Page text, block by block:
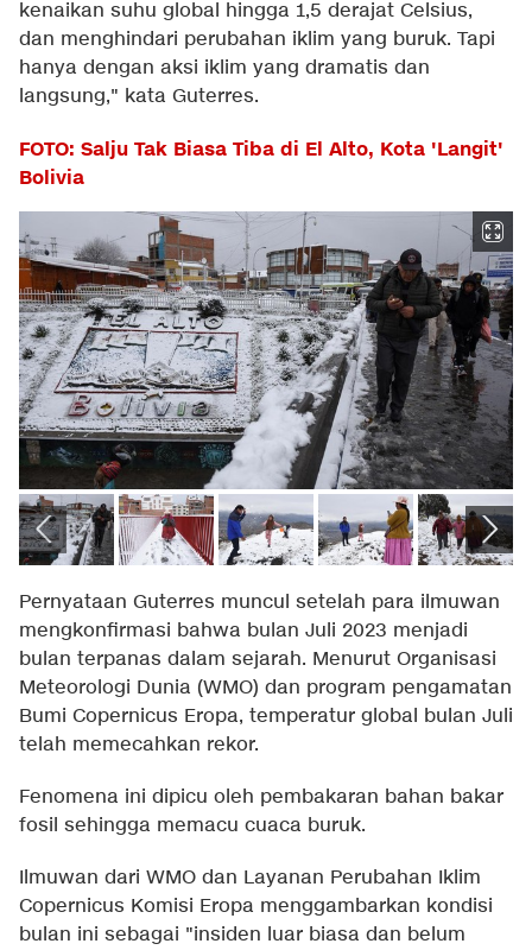
kenaikan suhu global hingga 1,5 derajat Celsius,
dan menghindari perubahan iklim yang buruk. Tapi
hanya dengan aksi iklim yang dramatis dan
langsung," kata Guterres.
FOTO: Salju Tak Biasa Tiba di El Alto, Kota 'Langit'
Bolivia
Pernyataan Guterres muncul setelah para ilmuwan
mengkonfirmasi bahwa bulan Juli 2023 menjadi
bulan terpanas dalam sejarah. Menurut Organisasi
Meteorologi Dunia (WMO) dan program pengamatan
Bumi Copernicus Eropa, temperatur global bulan Juli
telah memecahkan rekor.
Fenomena ini dipicu oleh pembakaran bahan bakar
fosil sehingga memacu cuaca buruk.
Ilmuwan dari WMO dan Layanan Perubahan Iklim
Copernicus Komisi Eropa menggambarkan kondisi
bulan ini sebagai "insiden luar biasa dan belum